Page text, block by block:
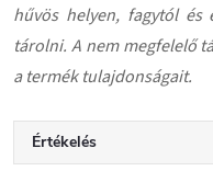
hűvös helyen, fagytól és
tárolni. A nem megfelelő
a termék tulajdonságait.
Értékelés